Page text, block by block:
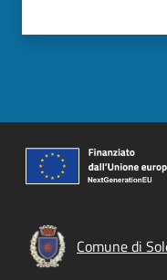
Comune di